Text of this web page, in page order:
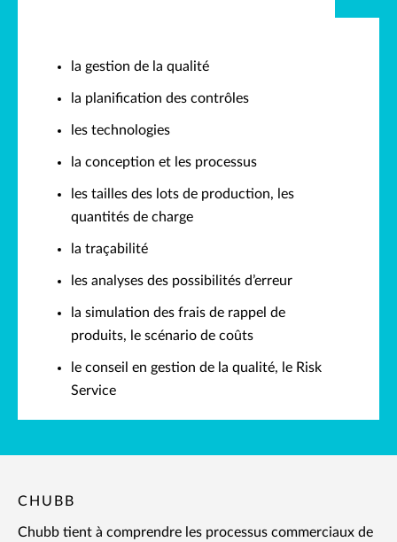
la gestion de la qualité
la planification des contrôles
les technologies
la conception et les processus
les tailles des lots de production, les
quantités de charge
la traçabilité
les analyses des possibilités d’erreur
la simulation des frais de rappel de
produits, le scénario de coûts
le conseil en gestion de la qualité, le Risk
Service
CHUBB
Chubb tient à comprendre les processus commerciaux de